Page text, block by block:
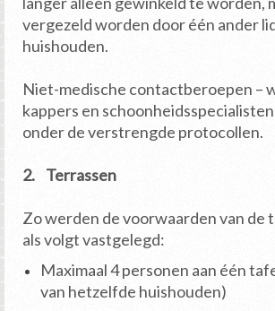
vergezeld worden door één ander
huishouden.
Niet-medische contactberoepen –
kappers en
onder de verstrengde protocollen.
2. Terrassen
Zo werden de voorwaarden van de
als volgt vastgelegd:
Maximaal 4 personen aan één
van hetzelfde huishouden)